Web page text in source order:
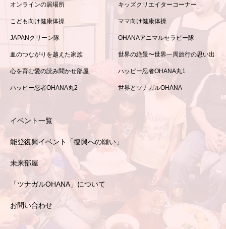
オンラインの居場所 キッズクリエイターコーナー
こども向け健康体操 ママ向け健康体操
JAPANクリーン隊 OHANAアニマルセラピー隊
血のつながりを越えた家族 世界の絶景〜世界一周旅行の思い出
心を育む愛の読み聞かせ部屋 ハッピー忍者OHANA丸1
ハッピー忍者OHANA丸2 世界とツナガルOHANA
イベント一覧
能登復興イベント「復興への願い」
未来部屋
「ツナガルOHANA」について
お問い合わせ